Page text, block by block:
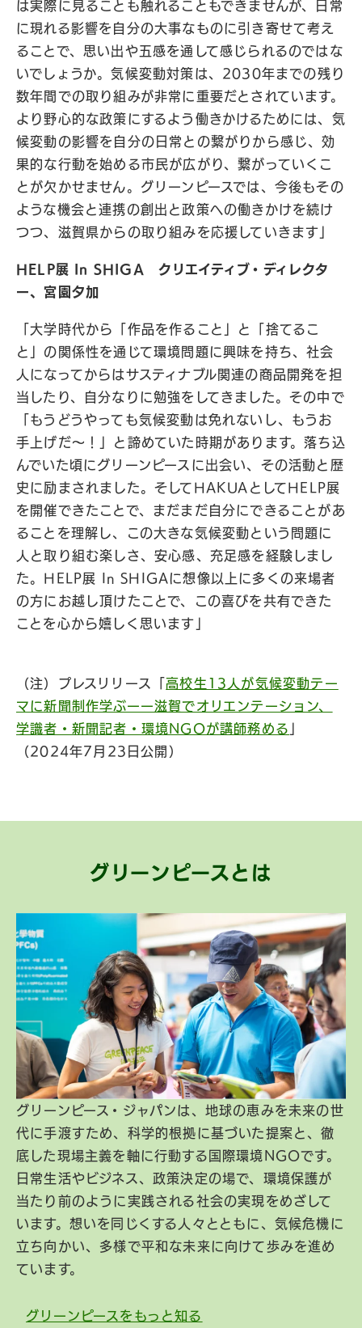
は実際に見ることも触れることもできませんが、日常
に現れる影響を自分の大事なものに引き寄せて考え
ることで、思い出や五感を通して感じられるのではな
いでしょうか。気候変動対策は、2030年までの残り
数年間での取り組みが非常に重要だとされています。
より野心的な政策にするよう働きかけるためには、気
候変動の影響を自分の日常との繋がりから感じ、効
果的な行動を始める市民が広がり、繋がっていくこ
とが欠かせません。グリーンピースでは、今後もその
ような機会と連携の創出と政策への働きかけを続け
つつ、滋賀県からの取り組みを応援していきます」
HELP展 In SHIGA クリエイティブ・ディレクタ
ー、宮園夕加
「大学時代から「作品を作ること」と「捨てるこ
と」の関係性を通じて環境問題に興味を持ち、社会
人になってからはサスティナブル関連の商品開発を担
当したり、自分なりに勉強をしてきました。その中で
「もうどうやっても気候変動は免れないし、もうお
手上げだ〜！」と諦めていた時期があります。落ち込
んでいた頃にグリーンピースに出会い、その活動と歴
史に励まされました。そしてHAKUAとしてHELP展
を開催できたことで、まだまだ自分にできることがあ
ることを理解し、この大きな気候変動という問題に
人と取り組む楽しさ、安心感、充足感を経験しまし
た。HELP展 In SHIGAに想像以上に多くの来場者
の方にお越し頂けたことで、この喜びを共有できた
ことを心から嬉しく思います」
（注）プレスリリース「 高校生13人が気候変動テー
マに新聞制作学ぶーー滋賀でオリエンテーション、
学識者・新聞記者・環境NGOが講師務める
（2024年7月23日公開）
グリーンピースとは
グリーンピース・ジャパンは、地球の恵みを未来の世
代に手渡すため、科学的根拠に基づいた提案と、徹
底した現場主義を軸に行動する国際環境NGOです。
日常生活やビジネス、政策決定の場で、環境保護が
当たり前のように実践される社会の実現をめざして
います。想いを同じくする人々とともに、気候危機に
立ち向かい、多様で平和な未来に向けて歩みを進め
ています。
グリーンピースをもっと知る